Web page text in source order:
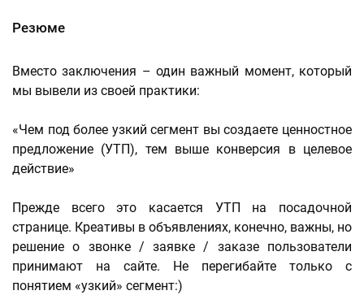
Резюме
Вместо заключения – один важный момент, который
мы вывели из своей практики:
«Чем под более узкий сегмент вы создаете ценностное
предложение (УТП), тем выше конверсия в целевое
действие»
Прежде всего это касается УТП на посадочной
странице. Креативы в объявлениях, конечно, важны, но
решение о звонке / заявке / заказе пользователи
принимают на сайте. Не перегибайте только с
понятием «узкий» сегмент:)